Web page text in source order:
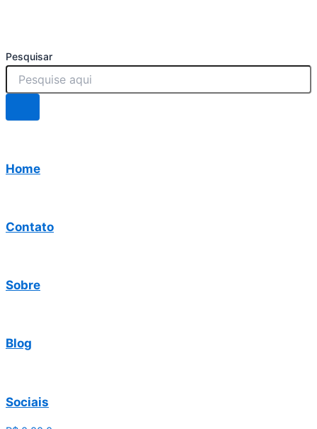
Pesquisar
Home
Contato
Sobre
Blog
Sociais